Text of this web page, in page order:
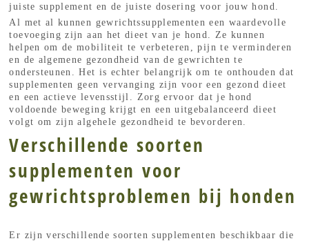
juiste supplement en de juiste dosering voor jouw hond.
Al met al kunnen gewrichtssupplementen een waardevolle
toevoeging zijn aan het dieet van je hond. Ze kunnen
helpen om de mobiliteit te verbeteren, pijn te verminderen
en de algemene gezondheid van de gewrichten te
ondersteunen. Het is echter belangrijk om te onthouden dat
supplementen geen vervanging zijn voor een gezond dieet
en een actieve levensstijl. Zorg ervoor dat je hond
voldoende beweging krijgt en een uitgebalanceerd dieet
volgt om zijn algehele gezondheid te bevorderen.
Verschillende soorten
supplementen voor
gewrichtsproblemen bij honden
Er zijn verschillende soorten supplementen beschikbaar die